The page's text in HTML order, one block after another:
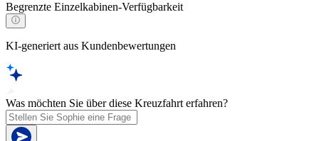
Begrenzte Einzelkabinen-Verfügbarkeit
KI-generiert aus Kundenbewertungen
Was möchten Sie über diese Kreuzfahrt erfahren?